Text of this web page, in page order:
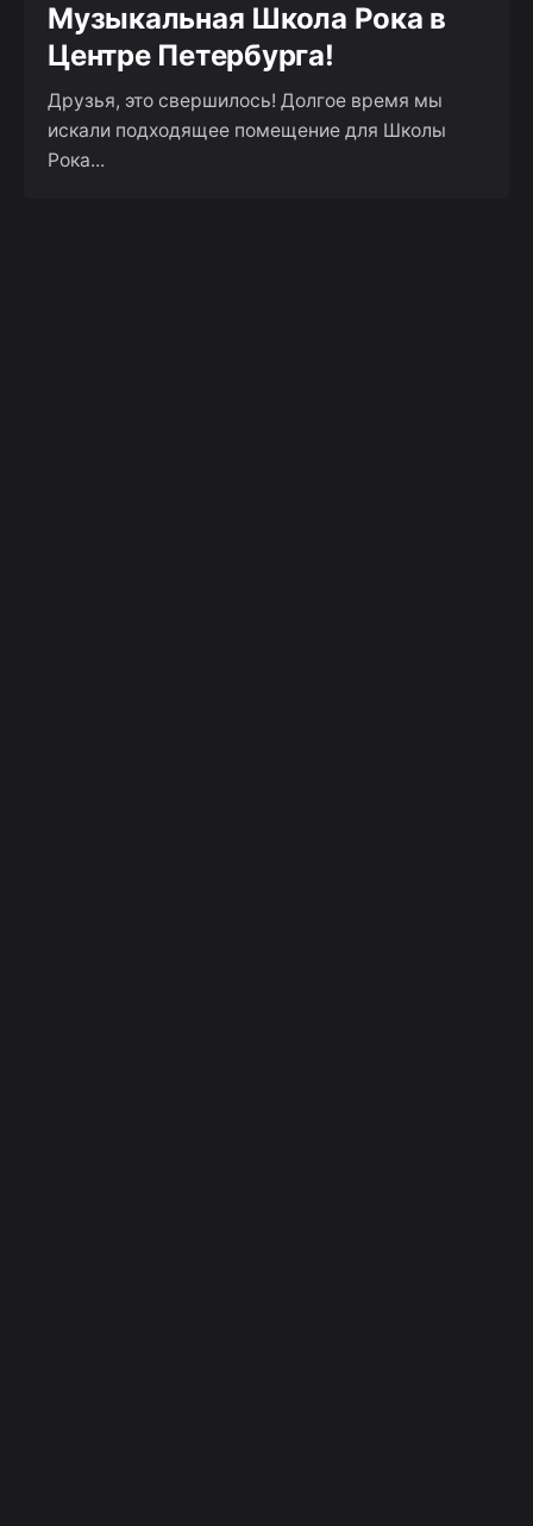
Музыкальная Школа Рока в
Центре Петербурга!
Друзья, это свершилось! Долгое время мы
искали подходящее помещение для Школы
Рока...